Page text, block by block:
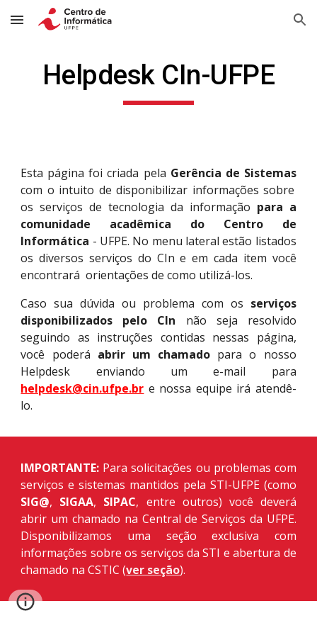
Skip to main content Skip to navigation
Helpdesk CIn-UFPE
Esta página foi criada pela Gerência de Sistemas
com o intuito de disponibilizar informações sobre
os serviços de tecnologia da informação para a
comunidade acadêmica do Centro de
Informática - UFPE. No menu lateral estão listados
os diversos serviços do CIn e em cada item você
encontrará orientações de como utilizá-los.
Caso sua dúvida ou problema com os serviços
disponibilizados pelo CIn não seja resolvido
seguindo as instruções contidas nessas página,
você poderá abrir um chamado para o nosso
Helpdesk enviando um e-mail para
helpdesk@cin.ufpe.br e nossa equipe irá atendê-
lo.
IMPORTANTE: Para solicitações ou problemas com
serviços e sistemas mantidos pela STI-UFPE (como
SIG@, SIGAA, SIPAC, entre outros) você deverá
abrir um chamado na Central de Serviços da UFPE.
Disponibilizamos uma seção exclusiva com
informações sobre os serviços da STI e abertura de
chamado na CSTIC (ver seção).